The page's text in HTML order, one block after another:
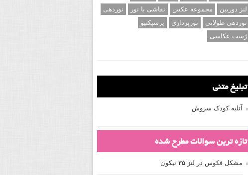
لنز دوربین
مجموعه عکس نقاشی با نور
نوردهی
نوردهی طولانی
نورپردازی
پرسپکتیو
ژست عکاسی
تبلیغ متنی
آتلیه کودک سروش
تازه ترین سوالات مطرح شده
مشکل فکوس در لنز ۳۵ نیکون